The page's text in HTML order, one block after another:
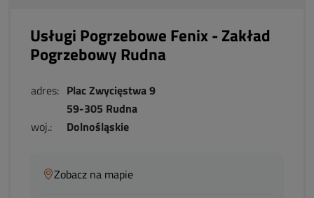
Usługi Pogrzebowe Fenix - Zakład
Pogrzebowy Rudna
adres: Plac Zwycięstwa 9
59-305 Rudna
woj.:
Dolnośląskie
Zobacz na mapie